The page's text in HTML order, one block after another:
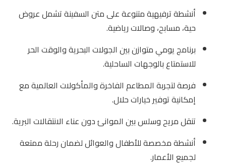
أنشطة ترفيهية متنوعة على متن السفينة تشمل عروض
حية، مسابح، وصالات رياضية.
برنامج يومي متوازن بين الجولات البحرية والوقت الحر
للاستمتاع بالوجهات الساحلية.
فرصة لتجربة المطاعم الفاخرة والمأكولات العالمية مع
إمكانية توفير خيارات حلال.
تنقل مريح وسلس بين الموانئ دون عناء الانتقالات البرية.
أنشطة مخصصة للأطفال والعوائل لضمان رحلة ممتعة
لجميع الأعمار.